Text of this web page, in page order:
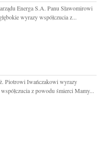
Energa S.A. Panu Sławomirowi
wyrazy współczucia z...
Piotrowi Iwańczakowi wyrazy
współczucia z powodu śmierci Mamy...